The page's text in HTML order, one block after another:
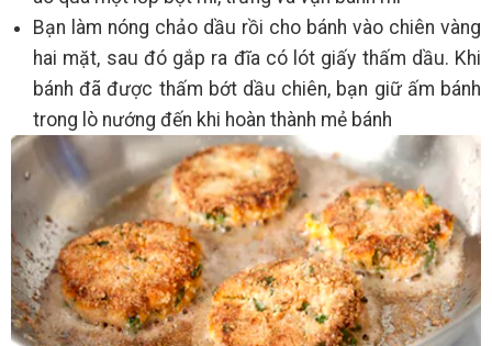
Bạn làm nóng chảo dầu rồi cho bánh vào chiên vàng
hai mặt, sau đó gắp ra đĩa có lót giấy thấm dầu. Khi
bánh đã được thấm bớt dầu chiên, bạn giữ ấm bánh
trong lò nướng đến khi hoàn thành mẻ bánh